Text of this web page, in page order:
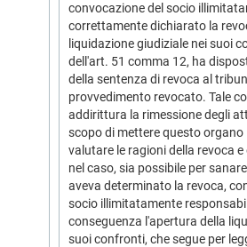
convocazione del socio
correttamente dichiarato la
liquidazione giudiziale nei suoi
dell'art. 51 comma 12, ha
della sentenza di revoca al
provvedimento revocato. Tale
addirittura la rimessione degli
scopo di mettere questo organo
valutare le ragioni della revoca
nel caso, sia possibile per
aveva determinato la revoca,
socio illimitatamente
conseguenza l'apertura della
suoi confronti, che segue per